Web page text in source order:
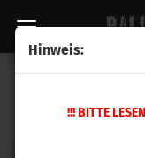
Hinweis:
!!! BITTE